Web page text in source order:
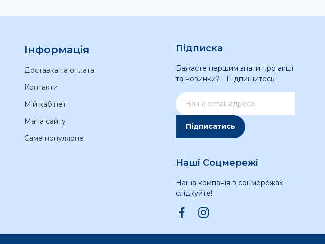
Інформація
Доставка та оплата
Контакти
Мій кабінет
Мапа сайту
Саме популярне
Підписка
Бажаєте першим знати про акції
та новинки? - Підпишитесь!
Підписатись
Наші Соцмережі
Наша компанія в соцмережах -
слідкуйте!